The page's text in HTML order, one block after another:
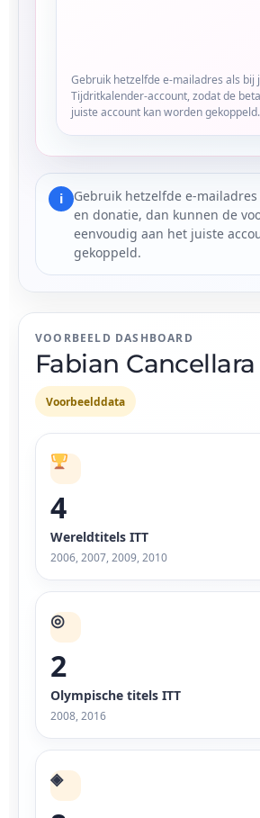
Gebruik hetzelfde e-mailadres als bij
Tijdritkalender-account, zodat de
juiste account kan worden gekoppeld.
i
Gebruik hetzelfde e-
en donatie, dan kunnen de
eenvoudig aan het juiste
gekoppeld.
VOORBEELD DASHBOARD
Fabian Cancellara
Voorbeelddata
4
Wereldtitels ITT
2006, 2007, 2009, 2010
◎
2
Olympische titels ITT
2008, 2016
◈